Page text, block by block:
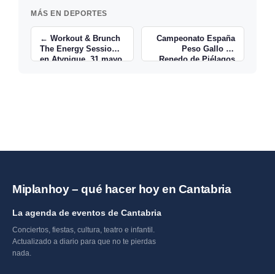
MÁS EN DEPORTES
← Workout & Brunch
The Energy Session
en Atypique, 31 mayo
Campeonato España
Peso Gallo en
Renedo de Piélagos
Miplanhoy – qué hacer hoy en Cantabria
La agenda de eventos de Cantabria
Conciertos, fiestas, cultura, teatro e infantil.
Actualizado a diario para que no te pierdas
nada.